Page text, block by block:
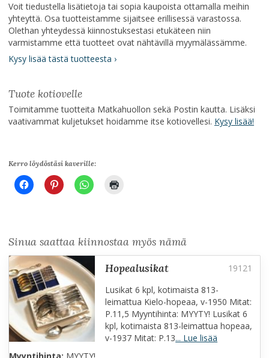
Voit tiedustella lisätietoja tai sopia kaupoista ottamalla meihin
yhteyttä. Osa tuotteistamme sijaitsee erillisessä varastossa.
Olethan yhteydessä kiinnostuksestasi etukäteen niin
varmistamme että tuotteet ovat nähtävillä myymälässämme.
Kysy lisää tästä tuotteesta ›
Tuote kotiovelle
Toimitamme tuotteita Matkahuollon sekä Postin kautta. Lisäksi
vaativammat kuljetukset hoidamme itse kotiovellesi. Kysy lisää!
Kerro löydöstäsi kaverille:
Sinua saattaa kiinnostaa myös nämä
hopealusikat
Lusikat 6 kpl, kotimaista 813-
leimattua Kielo-hopeaa, v-1950 Mitat:
P.11,5 Myyntihinta: MYYTY! Lusikat 6
kpl, kotimaista 813-leimattua hopeaa,
v-1937 Mitat: P.13... Lue lisää